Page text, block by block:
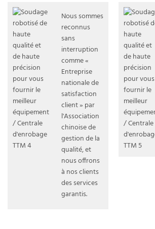
Nous sommes
reconnus
sans
interruption
comme «
Entreprise
nationale de
satisfaction
client » par
l'Association
chinoise de
gestion de la
qualité, et
nous offrons
à nos clients
des services
garantis.